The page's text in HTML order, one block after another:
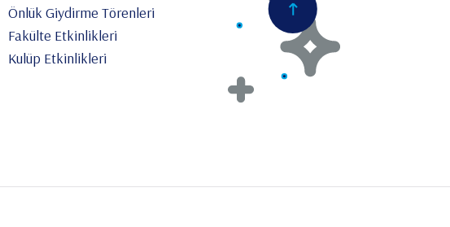
Önlük Giydirme Törenleri
Fakülte Etkinlikleri
Kulüp Etkinlikleri